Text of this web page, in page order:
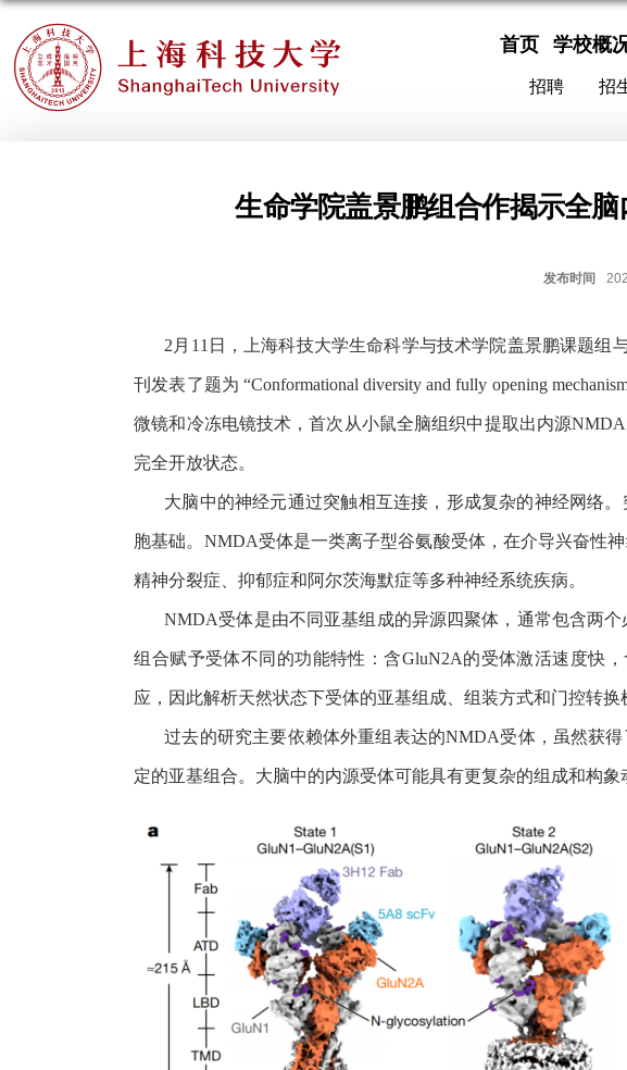
首页 学校概
招聘 招
生命学院盖景鹏组合作揭示全
发布时间
2 月 11 日，上海科技大学生命科学与技术学院盖景鹏课题组
刊发表了题为 “Conformational diversity and fully opening
微镜和冷冻电镜技术，首次从小鼠全脑组织中提取出内源NMDA
完全开放状态。
大脑中的神经元通过突触相互连接，形成复杂的神经网络
胞基础。 NMDA受体是一类离子型谷氨酸受体，在介导兴奋性
精神分裂症、抑郁症和阿尔茨海默症等多种神经系统疾病。
NMDA受体是由不同亚基组成的异源四聚体，通常包含两个
组合赋予受体不同的功能特性：含GluN2A的受体激活速度快，
应，因此解析天然状态下受体的亚基组成、组装方式和门控转
过去的研究主要依赖体外重组表达的NMDA受体，虽然获
定的亚基组合。大脑中的内源受体可能具有更复杂的组成和构